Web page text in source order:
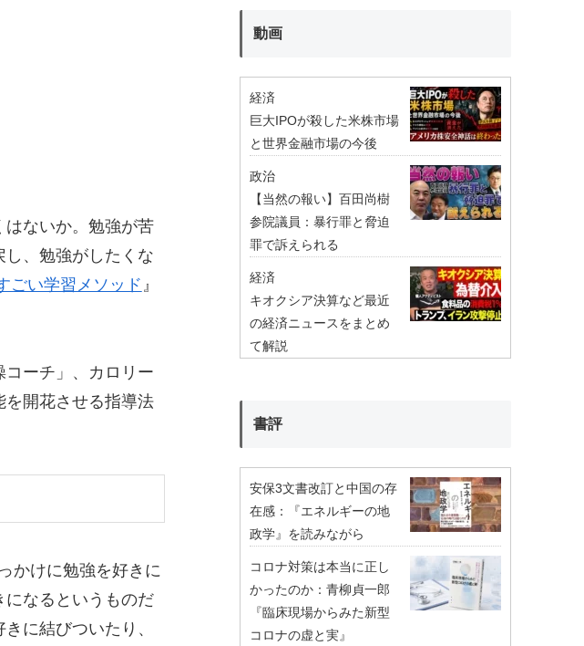
ないか。勉強が苦
、勉強がしたくな
ごい学習メソッド 』
ーチ」、カロリー
開花させる指導法
かけに勉強を好きに
なるというものだ
に結びついたり、
動画
経済
巨大IPOが殺した米株市場
と世界金融市場の今後
政治
【当然の報い】百田尚樹
参院議員：暴行罪と脅迫
罪で訴えられる
経済
キオクシア決算など最近
の経済ニュースをまとめ
て解説
書評
安保3文書改訂と中国の存
在感：『エネルギーの地
政学』を読みながら
コロナ対策は本当に正し
かったのか：青柳貞一郎
『臨床現場からみた新型
コロナの虚と実』